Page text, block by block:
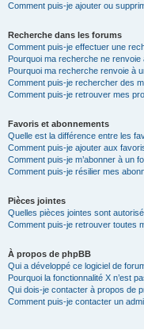
Comment puis-je ajouter ou
Recherche dans les forums
Comment puis-je effectuer une
Pourquoi ma recherche ne renvoie
Pourquoi ma recherche renvoie à
Comment puis-je rechercher des
Comment puis-je retrouver mes
Favoris et abonnements
Quelle est la différence entre les
Comment puis-je ajouter aux
Comment puis-je m’abonner à un
Comment puis-je résilier mes
Pièces jointes
Quelles pièces jointes sont
Comment puis-je retrouver toutes
À propos de phpBB
Qui a développé ce logiciel de
Pourquoi la fonctionnalité X n’est
Qui dois-je contacter à propos de
Comment puis-je contacter un